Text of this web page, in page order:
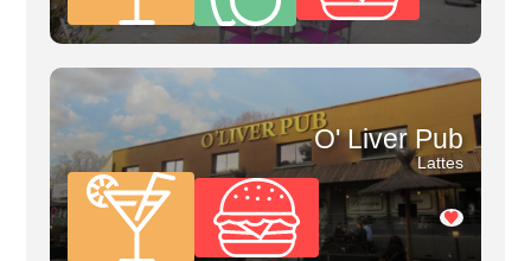
O' Liver Pub
Lattes